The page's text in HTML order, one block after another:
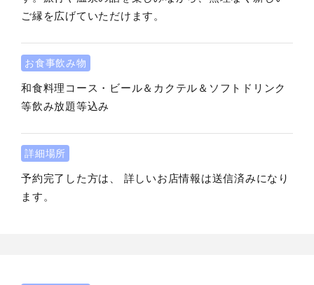
ご縁を広げていただけます。
お食事飲み物
和食料理コース・ビール＆カクテル＆ソフトドリンク
等飲み放題等込み
詳細場所
予約完了した方は、 詳しいお店情報は送信済みになり
ます。